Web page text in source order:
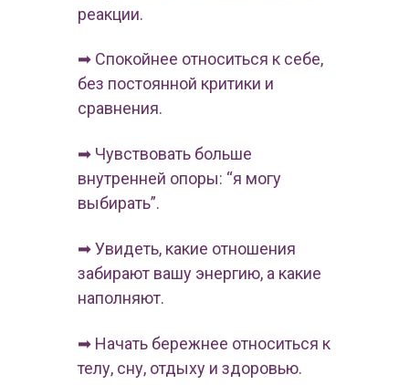
реакции.
➡ Спокойнее относиться к себе,
без постоянной критики и
сравнения.
➡ Чувствовать больше
внутренней опоры: “я могу
выбирать”.
➡ Увидеть, какие отношения
забирают вашу энергию, а какие
наполняют.
➡ Начать бережнее относиться к
телу, сну, отдыху и здоровью.